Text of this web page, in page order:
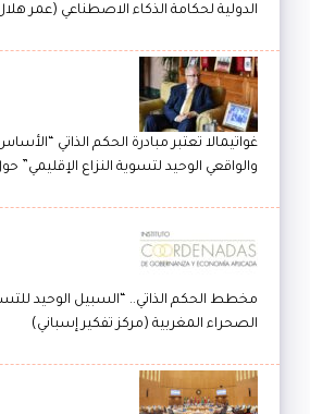
الدولية لحكامة الذكاء الاصطناعي (عمر
غواتيمالا تعتبر مبادرة الحكم الذاتي
والواقعي الوحيد لتسوية النزاع الإقليمي”
مخطط الحكم الذاتي.. “السبيل الوحيد
الصحراء المغربية (مركز تفكير إسباني)